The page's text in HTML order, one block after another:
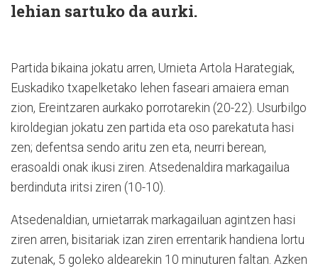
lehian sartuko da aurki.
Partida bikaina jokatu arren, Urnieta Artola Harategiak,
Euskadiko txapelketako lehen faseari amaiera eman
zion, Ereintzaren aurkako porrotarekin (20-22). Usurbilgo
kiroldegian jokatu zen partida eta oso parekatuta hasi
zen; defentsa sendo aritu zen eta, neurri berean,
erasoaldi onak ikusi ziren. Atsedenaldira markagailua
berdinduta iritsi ziren (10-10).
Atsedenaldian, urnietarrak markagailuan agintzen hasi
ziren arren, bisitariak izan ziren errentarik handiena lortu
zutenak, 5 goleko aldearekin 10 minuturen faltan. Azken